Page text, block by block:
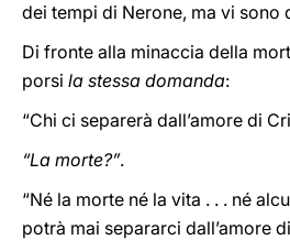
dei tempi di Nerone, ma vi sono
Di fronte alla minaccia della
porsi la stessa domanda:
“Chi ci separerà dall’amore di
“La morte?”.
“Né la morte né la vita . . . né
potrà mai separarci dall’amore